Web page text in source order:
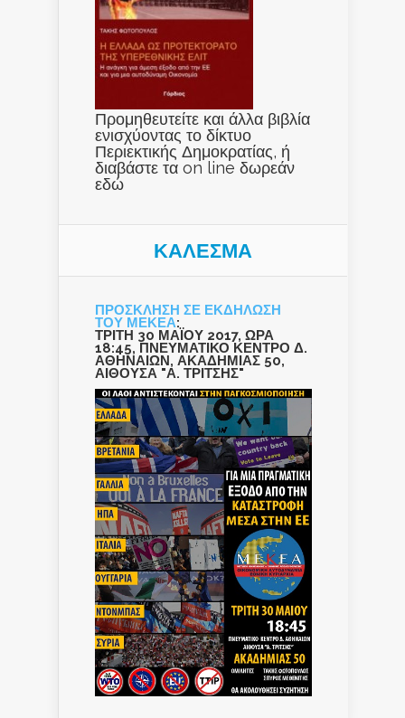
Προμηθευτείτε και άλλα βιβλία
ενισχύοντας το δίκτυο
Περιεκτικής Δημοκρατίας, ή
διαβάστε τα on line δωρεάν
εδώ
ΚΑΛΕΣΜΑ
ΠΡΟΣΚΛΗΣΗ ΣΕ ΕΚΔΗΛΩΣΗ
ΤΟΥ ΜΕΚΕΑ:
ΤΡΙΤΗ 30 ΜΑΪΟΥ 2017, ΩΡΑ
18:45, ΠΝΕΥΜΑΤΙΚΟ ΚΕΝΤΡΟ Δ.
ΑΘΗΝΑΙΩΝ, ΑΚΑΔΗΜΙΑΣ 50,
ΑΙΘΟΥΣΑ "Α. ΤΡΙΤΣΗΣ"